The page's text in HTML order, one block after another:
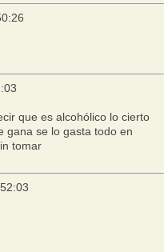
que es alcohólico lo cierto
gana se lo gasta todo en
tomar